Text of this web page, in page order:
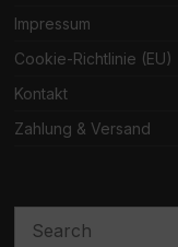
Impressum
Cookie-Richtlinie (EU)
Kontakt
Zahlung & Versand